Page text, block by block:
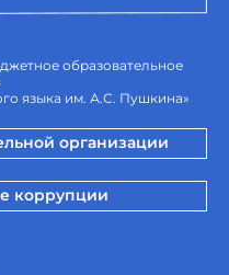
образовательное
языка им. А.С. Пушкина»
организации
коррупции